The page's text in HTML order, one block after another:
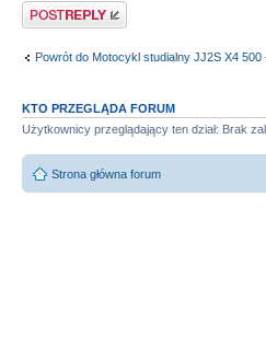
Odpowiedz
Powrót do Motocykl studialny JJ2S X4
KTO PRZEGLĄDA FORUM
Użytkownicy przeglądający ten dział: Brak
Strona główna forum